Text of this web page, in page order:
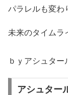
パラレルも変わ
未来のタイムラ
ｂｙアシュター
アシュター